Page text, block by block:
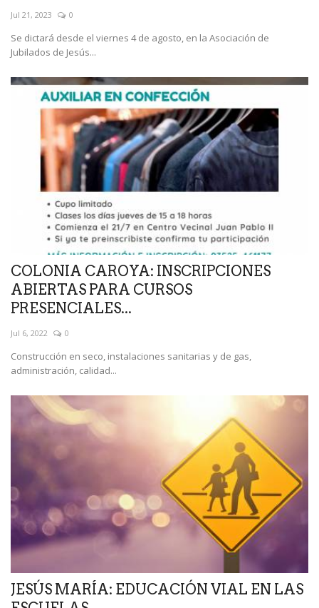
Jul 21, 2023 0
Se dictará desde el viernes 4 de agosto, en la Asociación de
Jubilados de Jesús...
COLONIA CAROYA: INSCRIPCIONES
ABIERTAS PARA CURSOS
PRESENCIALES...
Jul 6, 2022 0
Construcción en seco, instalaciones sanitarias y de gas,
administración, calidad...
JESÚS MARÍA: EDUCACIÓN VIAL EN LAS